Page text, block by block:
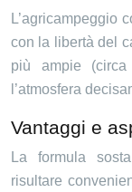
L’agricampeggio
con la libertà del
più ampie
l’atmosfera
Vantaggi e
La formula
risultare